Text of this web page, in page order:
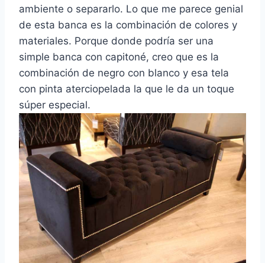
ambiente o separarlo. Lo que me parece genial
de esta banca es la combinación de colores y
materiales. Porque donde podría ser una
simple banca con capitoné, creo que es la
combinación de negro con blanco y esa tela
con pinta aterciopelada la que le da un toque
súper especial.